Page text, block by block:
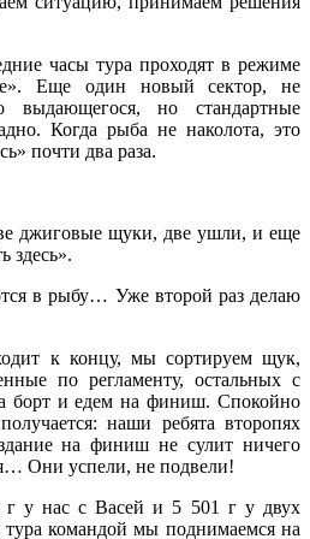
часы тура проходят в режиме
Еще один новый сектор, не
выдающегося, но стандартные
Когда рыба не наколота, это
почти два раза.
джиговые щуки, две ушли, и еще
здесь».
в рыбу… Уже второй раз делаю
к концу, мы сортируем щук,
по регламенту, остальных с
борт и едем на финиш. Спокойно
наши ребята второпях
на финиш не сулит ничего
Они успели, не подвели!
у нас с Васей и 5 501 г у двух
командой мы поднимаемся на